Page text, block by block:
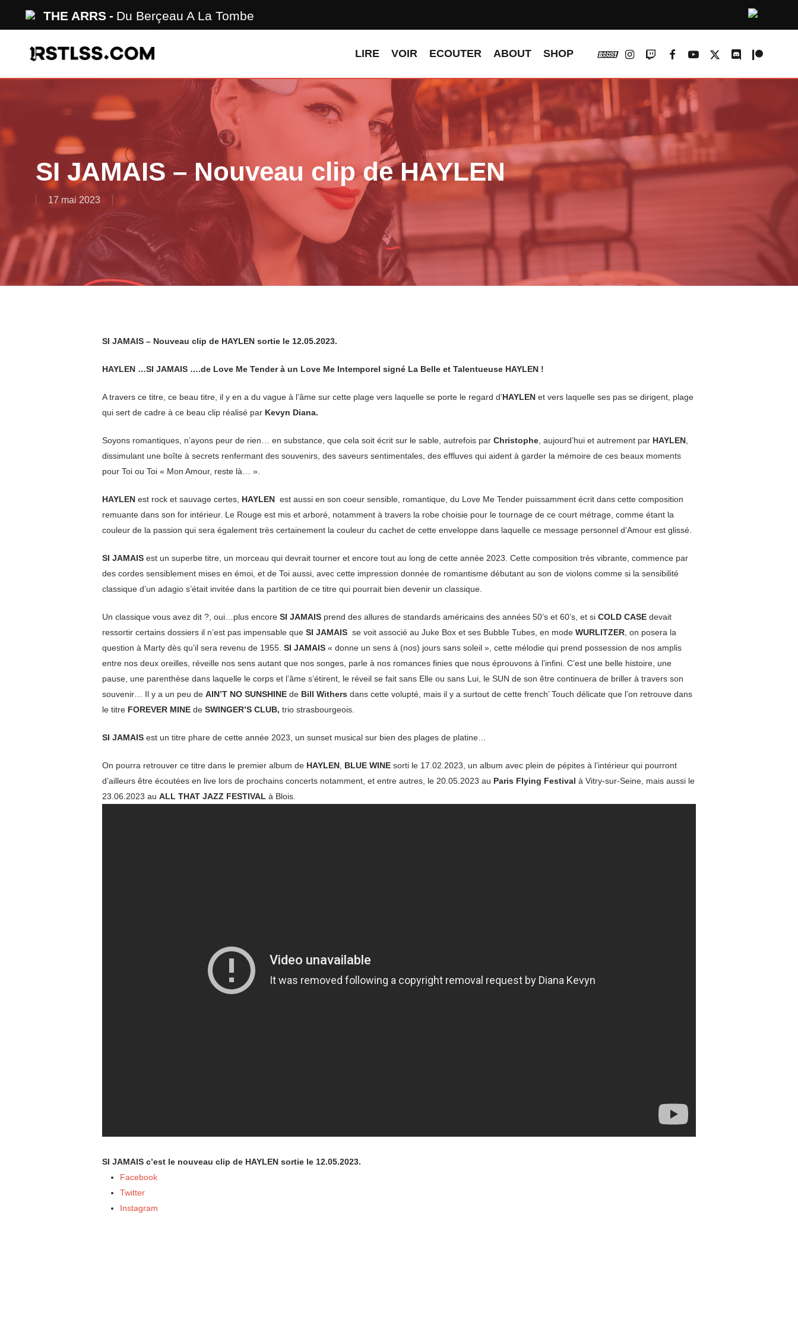
THE ARRS Du Berçeau A La Tombe
LIRE VOIR ECOUTER ABOUT SHOP vk instagram
twitchfacebookyoutube
x-
discordpatreon
SI JAMAIS – Nouveau clip de HAYLEN
17 mai 2023
SI JAMAIS – Nouveau clip de HAYLEN sortie le 12.05.2023.
HAYLEN …SI JAMAIS ….de Love Me Tender à un Love Me Intemporel signé La Belle et Talentueuse HAYLEN !
A travers ce titre, ce beau titre, il y en a du vague à l’âme sur cette plage vers laquelle se porte le regard d’HAYLEN et vers laquelle ses pas se dirigent, plage
qui sert de cadre à ce beau clip réalisé par Kevyn Diana.
Soyons romantiques, n’ayons peur de rien… en substance, que cela soit écrit sur le sable, autrefois par Christophe , aujourd’hui et autrement par HAYLEN
dissimulant une boîte à secrets renfermant des souvenirs, des saveurs sentimentales, des effluves qui aident à garder la mémoire de ces beaux moments
pour Toi ou Toi « Mon Amour, reste là… ».
HAYLEN est rock et sauvage certes, HAYLEN est aussi en son coeur sensible, romantique, du Love Me Tender puissamment écrit dans cette composition
remuante dans son for intérieur. Le Rouge est mis et arboré, notamment à travers la robe choisie pour le tournage de ce court métrage, comme étant la
couleur de la passion qui sera également très certainement la couleur du cachet de cette enveloppe dans laquelle ce message personnel d’Amour est glissé.
SI JAMAIS est un superbe titre, un morceau qui devrait tourner et encore tout au long de cette année 2023. Cette composition très vibrante, commence par
des cordes sensiblement mises en émoi, et de Toi aussi, avec cette impression donnée de romantisme débutant au son de violons comme si la sensibilité
classique d’un adagio s’était invitée dans la partition de ce titre qui pourrait bien devenir un classique.
Un classique vous avez dit ?, oui…plus encore SI JAMAIS prend des allures de standards américains des années 50’s et 60’s, et si COLD CASE devait
ressortir certains dossiers il n’est pas impensable que SI JAMAIS se voit associé au Juke Box et ses Bubble Tubes, en mode WURLITZER , on posera la
question à Marty dès qu’il sera revenu de 1955. SI JAMAIS « donne un sens à (nos) jours sans soleil », cette mélodie qui prend possession de nos amplis
entre nos deux oreilles, réveille nos sens autant que nos songes, parle à nos romances finies que nous éprouvons à l’infini. C’est une belle histoire, une
pause, une parenthèse dans laquelle le corps et l’âme s’étirent, le réveil se fait sans Elle ou sans Lui, le SUN de son être continuera de briller à travers son
souvenir… Il y a un peu de AIN’T NO SUNSHINE de Bill Withers dans cette volupté, mais il y a surtout de cette french’ Touch délicate que l’on retrouve dans
le titre FOREVER MINE de SWINGER’S CLUB, trio strasbourgeois.
SI JAMAIS est un titre phare de cette année 2023, un sunset musical sur bien des plages de platine…
On pourra retrouver ce titre dans le premier album de HAYLEN BLUE WINE sorti le 17.02.2023, un album avec plein de pépites à l’intérieur qui pourront
d’ailleurs être écoutées en live lors de prochains concerts notamment, et entre autres, le 20.05.2023 au Paris Flying Festival à Vitry-sur-Seine, mais aussi le
23.06.2023 au ALL THAT JAZZ FESTIVAL à Blois.
SI JAMAIS c’est le nouveau clip de HAYLEN sortie le 12.05.2023.
Facebook
Twitter
Instagram